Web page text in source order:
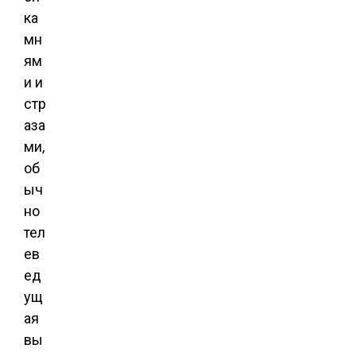
ка
мн
ям
и и
стр
аза
ми,
об
ыч
но
тел
ев
ед
ущ
ая
вы